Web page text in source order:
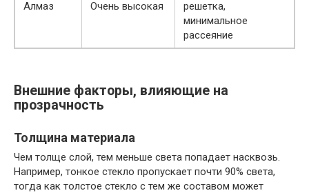
Алмаз Очень высокая
решетка,
минимальное
рассеяние
Внешние факторы, влияющие на
прозрачность
Толщина материала
Чем толще слой, тем меньше света попадает насквозь.
Например, тонкое стекло пропускает почти 90% света,
тогда как толстое стекло с тем же составом может